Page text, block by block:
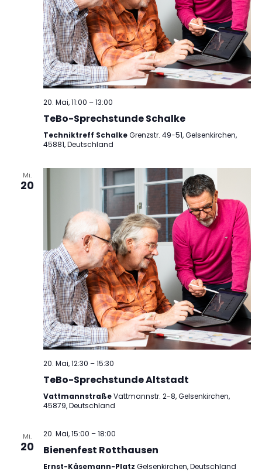
20. Mai, 11:00 –13:00
TeBo-Sprechstunde Schalke
Techniktreff SchalkeGrenzstr. 49-51, Gelsenkirchen,
45881, Deutschland
Mi.
20
20. Mai, 12:30 –15:30
TeBo-Sprechstunde Altstadt
VattmannstraßeVattmannstr. 2-8, Gelsenkirchen,
45879, Deutschland
Mi.
20
20. Mai, 15:00 –18:00
Bienenfest Rotthausen
Ernst-Käsemann-Platz Gelsenkirchen, Deutschland